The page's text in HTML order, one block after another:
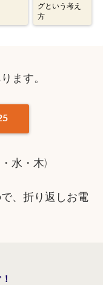
グという考え
方
ます。
水・木)
、折り返しお電